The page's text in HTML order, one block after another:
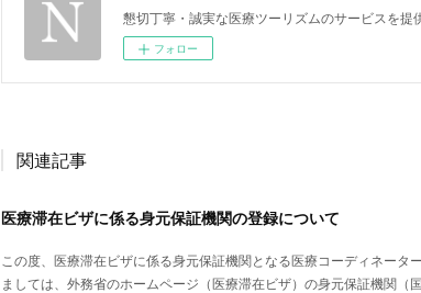
懇切丁寧・誠実な医療ツーリズムのサービスを提
フォロー
関連記事
医療滞在ビザに係る身元保証機関の登録について
この度、医療滞在ビザに係る身元保証機関となる医療コーディネー
ましては、外務省のホームページ（医療滞在ビザ）の身元保証機関